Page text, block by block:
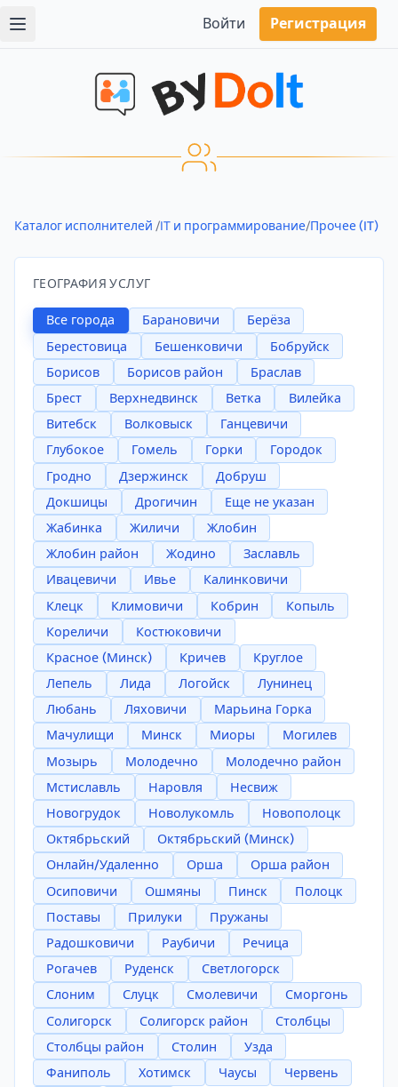
Войти Регистрация
Каталог исполнителей /IT и программирование/Прочее (IT)
ГЕОГРАФИЯ УСЛУГ
Все города Барановичи
Берёза
Берестовица
Бешенковичи
Бобруйск
Борисов
Борисов район
Браслав
Брест
Верхнедвинск Ветка
Вилейка
Витебск
Волковыск
Ганцевичи
Глубокое
Гомель Горки
Городок
Гродно
Дзержинск
Добруш
Докшицы
Дрогичин
Еще не указан
Жабинка
Жиличи
Жлобин
Жлобин район
Жодино
Заславль
Ивацевичи
Ивье
Калинковичи
Клецк
Климовичи Кобрин
Копыль
Кореличи
Костюковичи
Красное (Минск)
Кричев
Круглое
Лепель
Лида Логойск
Лунинец
Любань
Ляховичи
Марьина Горка
Мачулищи
Минск Миоры
Могилев
Мозырь
Молодечно
Молодечно район
Мстиславль
Наровля
Несвиж
Новогрудок
Новолукомль
Новополоцк
Октябрьский
Октябрьский (Минск)
Онлайн/Удаленно
Орша
Орша район
Осиповичи
Ошмяны Пинск
Полоцк
Поставы
Прилуки
Пружаны
Радошковичи
Раубичи
Речица
Рогачев
Руденск
Светлогорск
Слоним
Слуцк Смолевичи
Сморгонь
Солигорск
Солигорск район
Столбцы
Столбцы район
Столин
Узда
Фаниполь
Хотимск Чаусы
Червень